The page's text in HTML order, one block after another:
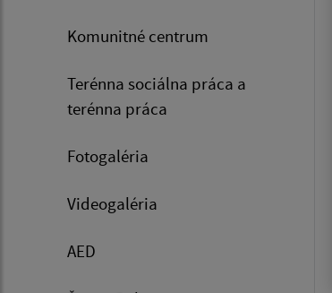
Komunitné centrum
Terénna sociálna práca a
terénna práca
Fotogaléria
Videogaléria
AED